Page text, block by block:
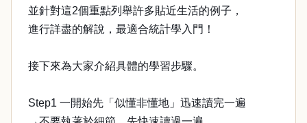
並針對這2個重點列舉許多貼近生活的例子，
進行詳盡的解說，最適合統計學入門！
接下來為大家介紹具體的學習步驟。
Step1 一開始先「似懂非懂地」迅速讀完一遍